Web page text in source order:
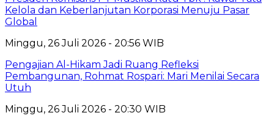
Kelola dan Keberlanjutan Korporasi Menuju Pasar
Global
Minggu, 26 Juli 2026 - 20:56 WIB
Pengajian Al-Hikam Jadi Ruang Refleksi
Pembangunan, Rohmat Rospari: Mari Menilai Secara
Utuh
Minggu, 26 Juli 2026 - 20:30 WIB